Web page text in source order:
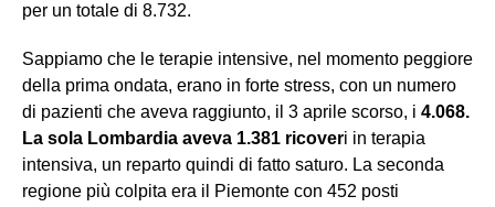
per un totale di 8.732.
Sappiamo che le terapie intensive, nel momento peggiore
della prima ondata, erano in forte stress, con un numero
di pazienti che aveva raggiunto, il 3 aprile scorso, i 4.068.
La sola Lombardia aveva 1.381 ricoveri in terapia
intensiva, un reparto quindi di fatto saturo. La seconda
regione più colpita era il Piemonte con 452 posti